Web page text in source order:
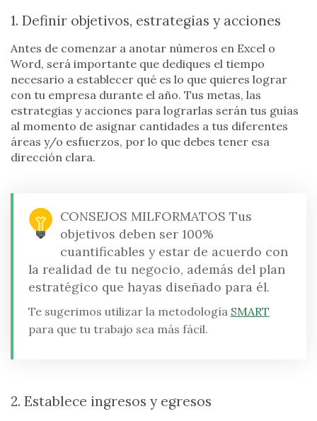
1. Definir objetivos, estrategias y acciones
Antes de comenzar a anotar números en Excel o
Word, será importante que dediques el tiempo
necesario a establecer qué es lo que quieres lograr
con tu empresa durante el año. Tus metas, las
estrategias y acciones para lograrlas serán tus guías
al momento de asignar cantidades a tus diferentes
áreas y/o esfuerzos, por lo que debes tener esa
dirección clara.
CONSEJOS MILFORMATOS Tus
objetivos deben ser 100%
cuantificables y estar de acuerdo con
la realidad de tu negocio, además del plan
estratégico que hayas diseñado para él.
Te sugerimos utilizar la metodología SMART
para que tu trabajo sea más fácil.
2. Establece ingresos y egresos